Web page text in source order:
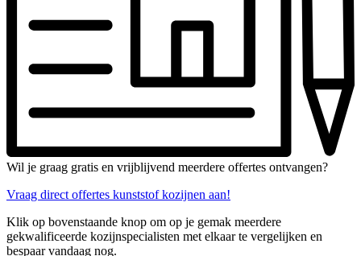
Wil je graag gratis en vrijblijvend meerdere offertes ontvangen?
Vraag direct offertes kunststof kozijnen aan!
Klik op bovenstaande knop om op je gemak meerdere
gekwalificeerde kozijnspecialisten met elkaar te vergelijken en
bespaar vandaag nog.